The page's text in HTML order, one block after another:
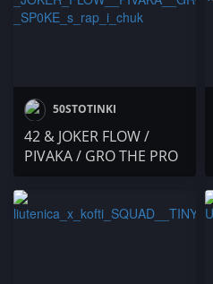
50STOTINKI
42 & JOKER FLOW /
PIVAKA / GRO THE PRO
с РАП И ЧУК